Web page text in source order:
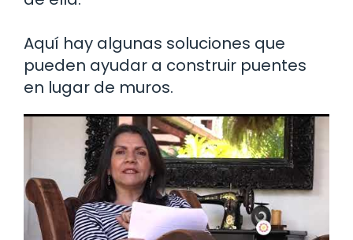
Aquí hay algunas soluciones que
pueden ayudar a construir puentes
en lugar de muros.